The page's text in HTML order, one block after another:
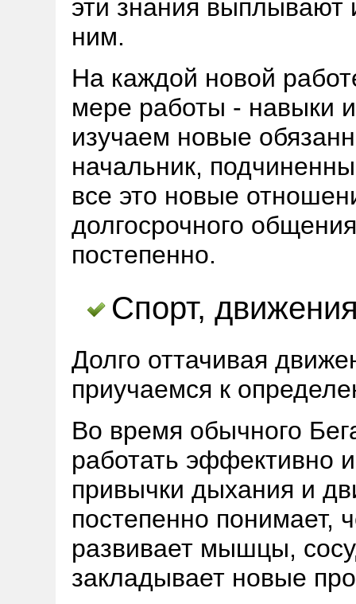
эти знания выплывают
ним.
На каждой новой
мере работы - навыки
изучаем новые
начальник,
все это новые
долгосрочного
постепенно.
Спорт,
Долго оттачивая
приучаемся к
Во время обычного
работать эффективно
привычки дыхания и
постепенно понимает,
развивает мышцы,
закладывает новые